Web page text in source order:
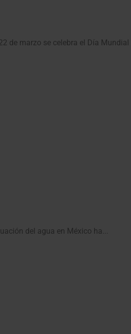
de marzo se celebra el Día Mundial
del agua en México ha...